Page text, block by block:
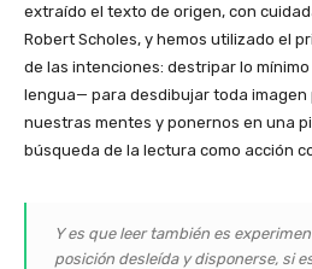
extraído el texto de origen, con
Robert Scholes, y hemos utilizado el
de las intenciones: destripar lo
lengua— para desdibujar toda imagen
nuestras mentes y ponernos en una
búsqueda de la lectura como acción
Y es que leer también es
posición desleída y disponerse, si